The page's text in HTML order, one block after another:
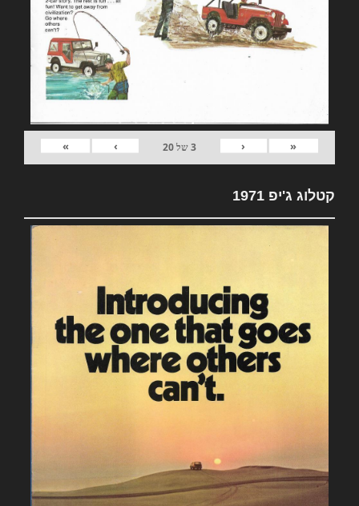
«
‹
3של20
›
»
קטלוג ג'יפ 1971